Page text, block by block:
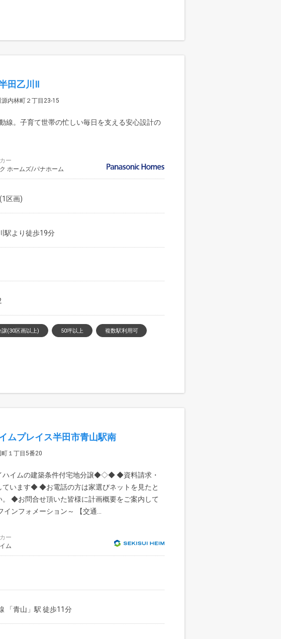
田乙川Ⅱ
内林町２丁目23-15
線。子育て世帯の忙しい毎日を支える安心設計の
ー
ホームズ/パナホーム
区画)
駅より徒歩19分
譲(30区画以上) 50坪以上 複数駅利用可
ムプレイス半田市青山駅南
１丁目5番20
イムの建築条件付宅地分譲◆◇◆ ◆資料請求・
ています◆ ◆お電話の方は家選びネットを見たと
。 ◆お問合せ頂いた皆様に計画概要をご案内して
インフォメーション～ 【交通...
ー
ム
「青山」駅 徒歩11分